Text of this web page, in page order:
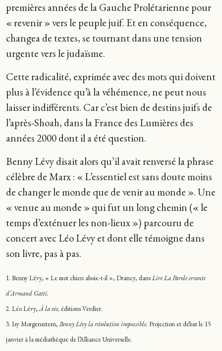
premières années de la Gauche Prolétarienne pour
« revenir » vers le peuple juif. Et en conséquence,
changea de textes, se tournant dans une tension
urgente vers le judaïsme.
Cette radicalité, exprimée avec des mots qui doivent
plus à l’évidence qu’à la véhémence, ne peut nous
laisser indifférents. Car c’est bien de destins juifs de
l’après-Shoah, dans la France des Lumières des
années 2000 dont il a été question.
Benny Lévy disait alors qu’il avait renversé la phrase
célèbre de Marx : « L’essentiel est sans doute moins
de changer le monde que de venir au monde ». Une
« venue au monde » qui fut un long chemin (« le
temps d’exténuer les non-lieux ») parcouru de
concert avec Léo Lévy et dont elle témoigne dans
son livre, pas à pas.
1. Benny Lévy, « Le mot chien aboie-t-il », Drancy, dansLire La Parole errante
d’Armand Gatti.
2. Léo Lévy,À la vie, éditions Verdier.
3. Isy Morgensztern, Benny Lévy la révolution impossible. Projection et débat le 15
janvier à la médiathèque de l’Alliance Universelle.